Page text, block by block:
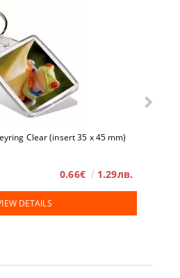
Clear (insert 35 x 45 mm)
0.66€ 1.29лв.
DETAILS